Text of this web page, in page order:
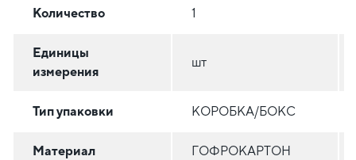
Количество 1
Единицы
измерения
шт
Тип упаковки КОРОБКА/БОКС
Материал
ГОФРОКАРТОН